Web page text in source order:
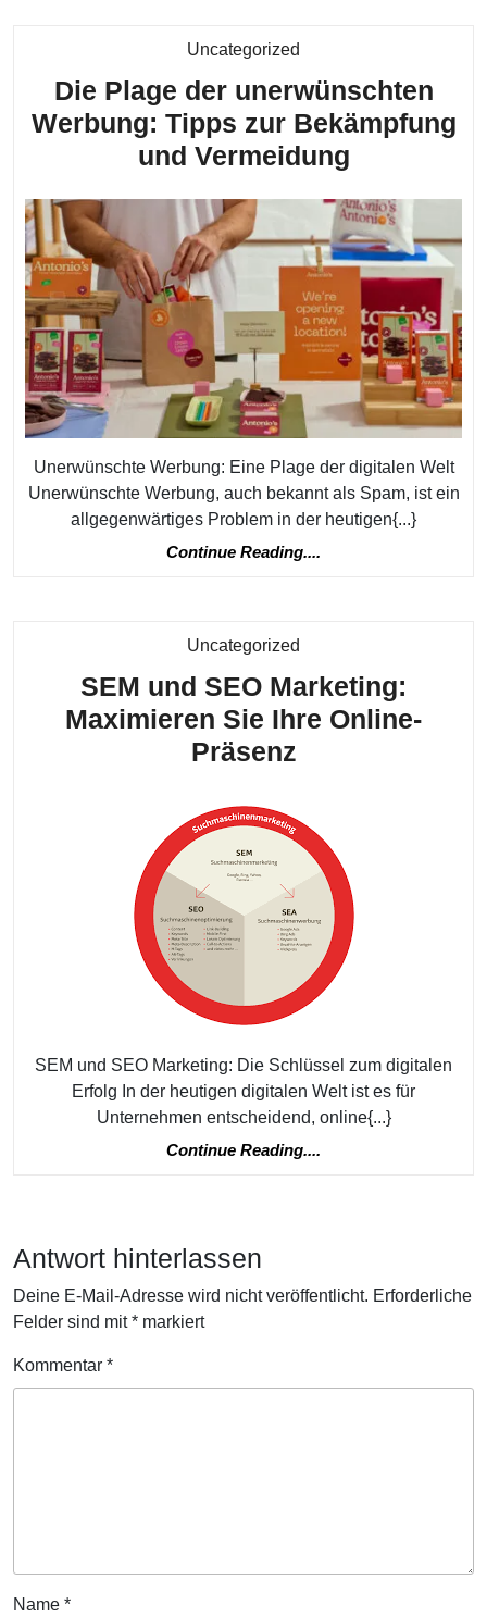
Uncategorized
Die Plage der unerwünschten
Werbung: Tipps zur Bekämpfung
und VermeidungDie
der
Werbung:
Tipps
zur
und
Unerwünschte Werbung: Eine Plage der digitalen Welt
Unerwünschte Werbung, auch bekannt als Spam, ist ein
allgegenwärtiges Problem in der heutigen{...}
Continue Reading....
Uncategorized
SEM und SEO Marketing:
Maximieren Sie Ihre Online-
PräsenzSEM
SEO
Marketing:
Maximieren
Sie
Ihre
Online-
Präsenz
SEM und SEO Marketing: Die Schlüssel zum digitalen
Erfolg In der heutigen digitalen Welt ist es für
Unternehmen entscheidend, online{...}
Continue Reading....
Antwort hinterlassen
Deine E-Mail-Adresse wird nicht veröffentlicht. Erforderliche
Felder sind mit* markiert
Kommentar *
Name *